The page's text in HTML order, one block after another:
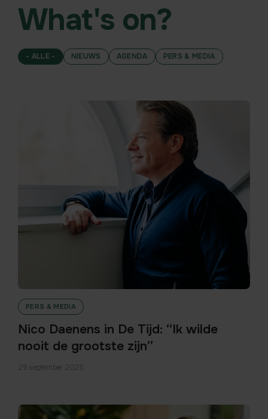
What's on?
- ALLE - NIEUWS AGENDA PERS & MEDIA
PERS & MEDIA
Nico Daenens in De Tijd: “Ik wilde
nooit de grootste zijn”
29 september 2025